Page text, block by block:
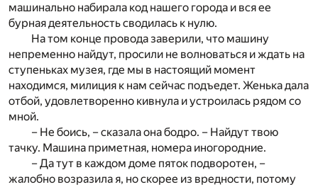
машинально набирала код нашего города и вся ее
бурная деятельность сводилась к нулю.
На том конце провода заверили, что машину
непременно найдут, просили не волноваться и ждать на
ступеньках музея, где мы в настоящий момент
находимся, милиция к нам сейчас подъедет. Женька дала
отбой, удовлетворенно кивнула и устроилась рядом со
мной.
– Не боись, – сказала она бодро. – Найдут твою
тачку. Машина приметная, номера иногородние.
– Да тут в каждом доме пяток подворотен, –
жалобно возразила я, но скорее из вредности, потому